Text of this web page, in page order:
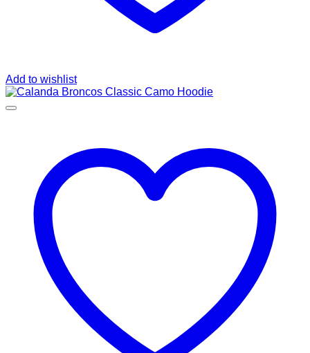
Add to wishlist